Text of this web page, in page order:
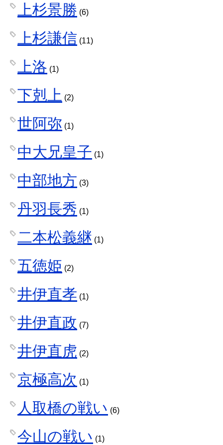
上杉景勝 (6)
上杉謙信 (11)
上洛 (1)
下剋上 (2)
世阿弥 (1)
中大兄皇子 (1)
中部地方 (3)
丹羽長秀 (1)
二本松義継 (1)
五徳姫 (2)
井伊直孝 (1)
井伊直政 (7)
井伊直虎 (2)
京極高次 (1)
人取橋の戦い (6)
今山の戦い (1)